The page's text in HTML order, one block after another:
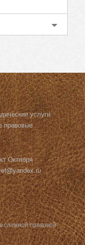
услуги
правовые
Октября
сложной правовой